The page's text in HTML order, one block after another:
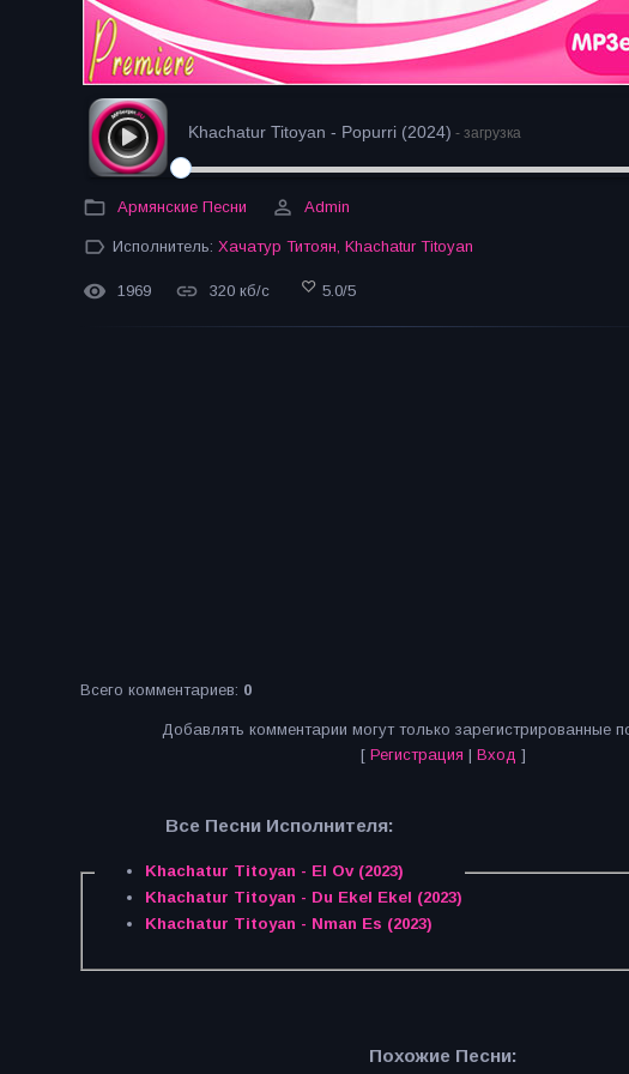
Khachatur Titoyan - Popurri (2024) - загрузка
Армянские Песни Admin
Исполнитель: Хачатур Титоян Khachatur Titoyan
1969 320 кб/с 5.0/5
Всего комментариев: 0
Добавлять комментарии могут только зарегистрированные
[ Регистрация | Вход ]
Все Песни Исполнителя:
Khachatur Titoyan - El Ov (2023)
Khachatur Titoyan - Du Ekel Ekel (2023)
Khachatur Titoyan - Nman Es (2023)
Похожие Песни: